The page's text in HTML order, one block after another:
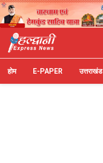
होम E-PAPER उत्तराखंड